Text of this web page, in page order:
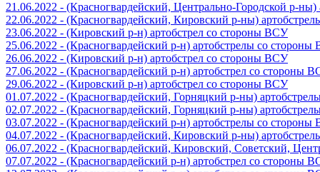
21.06.2022 - (Красногвардейский, Центрально-Городской р-
22.06.2022 - (Красногвардейский, Кировский р-ны)
23.06.2022 - (Кировский р-н) артобстрел со стороны ВСУ
25.06.2022 - (Красногвардейский р-н) артобстрелы со
26.06.2022 - (Кировский р-н) артобстрел со стороны ВСУ
27.06.2022 - (Красногвардейский р-н) артобстрел со стороны
29.06.2022 - (Кировский р-н) артобстрел со стороны ВСУ
01.07.2022 - (Красногвардейский, Горняцкий р-ны)
02.07.2022 - (Красногвардейский, Горняцкий р-ны)
03.07.2022 - (Красногвардейский р-н) артобстрелы со
04.07.2022 - (Красногвардейский, Кировский р-ны)
06.07.2022 - (Красногвардейский, Кировский, Советский,
07.07.2022 - (Красногвардейский р-н) артобстрел со стороны